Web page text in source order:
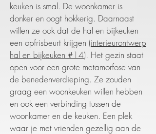
keuken is smal. De woonkamer is
donker en oogt hokkerig. Daarnaast
willen ze ook dat de hal en bijkeuken
een opfrisbeurt krijgen (interieurontwerp
hal en bijkeuken #14). Het gezin staat
open voor een grote metamorfose van
de benedenverdieping. Ze zouden
graag een woonkeuken willen hebben
en ook een verbinding tussen de
woonkamer en de keuken. Een plek
waar je met vrienden gezellig aan de